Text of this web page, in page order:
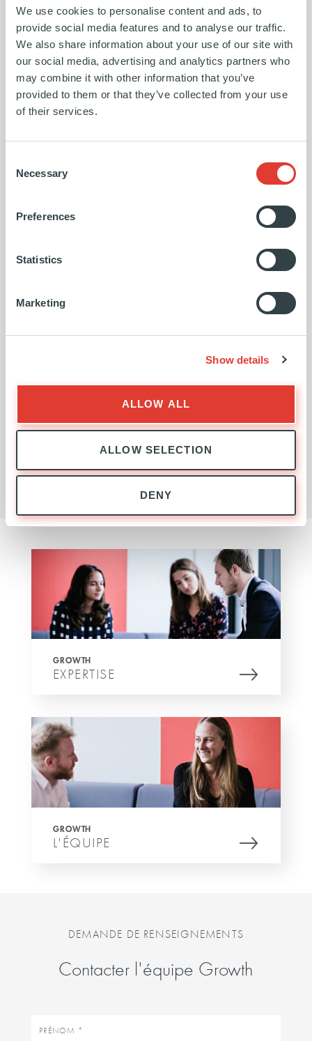
We use cookies to personalise content and ads, to
provide social media features and to analyse our traffic.
We also share information about your use of our site with
our social media, advertising and analytics partners who
may combine it with other information that you’ve
provided to them or that they’ve collected from your use
of their services.
Selection
Necessary
Preferences
Statistics
Marketing
Show details
ALLOW ALL
ALLOW SELECTION
DENY
conversations avec des fonds
d'investissement privés, mais c'est
l'équipe d'Ardian Growth qui s'est
distinguée, car elle comprenait
terme de la manière dont Kapten &
Son pouvait se développer.
JOHANNES THEOBALD
une
de
GROWTH
EXPERTISE
GROWTH
L'ÉQUIPE
DEMANDE DE RENSEIGNEMENTS
Contacter l'équipe Growth
Prénom